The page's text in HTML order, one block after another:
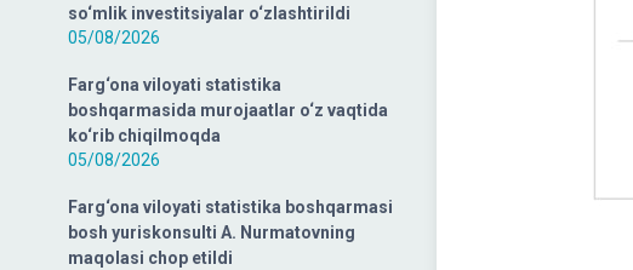
so‘mlik investitsiyalar o‘zlashtirildi
05/08/2026
Farg‘ona viloyati statistika
boshqarmasida murojaatlar o‘z vaqtida
ko‘rib chiqilmoqda
05/08/2026
Farg‘ona viloyati statistika boshqarmasi
bosh yuriskonsulti A. Nurmatovning
maqolasi chop etildi